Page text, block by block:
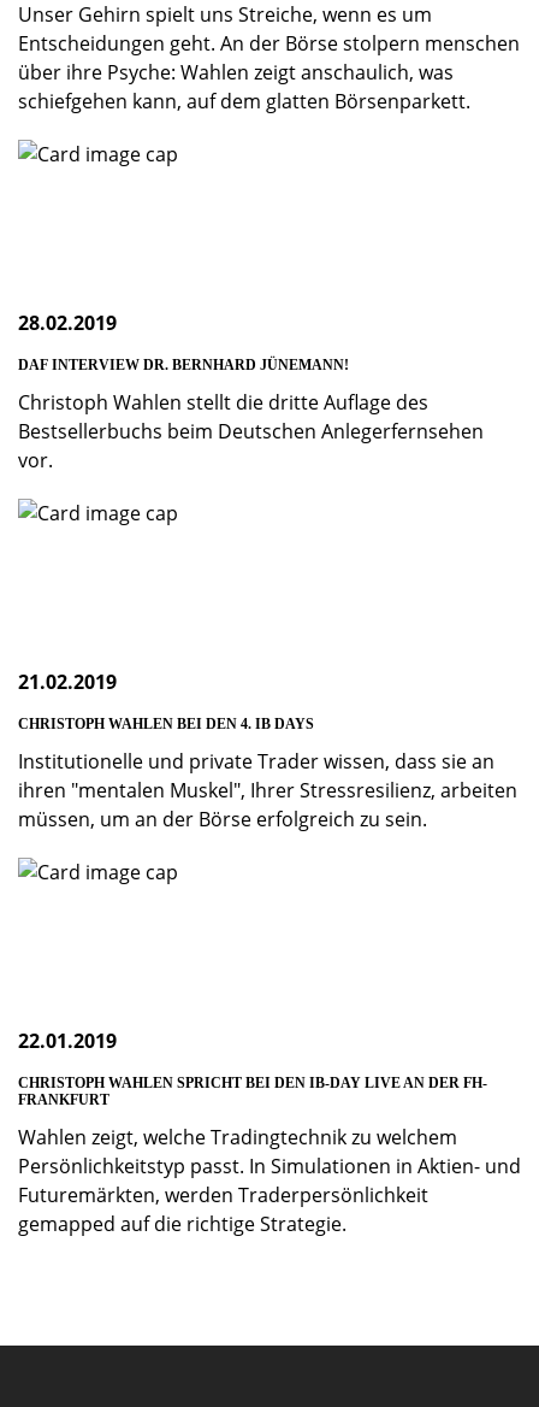
Unser Gehirn spielt uns Streiche, wenn es um
Entscheidungen geht. An der Börse stolpern menschen
über ihre Psyche: Wahlen zeigt anschaulich, was
schiefgehen kann, auf dem glatten Börsenparkett.
28.02.2019
DAF INTERVIEW DR. BERNHARD JÜNEMANN!
Christoph Wahlen stellt die dritte Auflage des
Bestsellerbuchs beim Deutschen Anlegerfernsehen
vor.
21.02.2019
CHRISTOPH WAHLEN BEI DEN 4. IB DAYS
Institutionelle und private Trader wissen, dass sie an
ihren "mentalen Muskel", Ihrer Stressresilienz, arbeiten
müssen, um an der Börse erfolgreich zu sein.
22.01.2019
CHRISTOPH WAHLEN SPRICHT BEI DEN IB-DAY LIVE AN DER FH-
FRANKFURT
Wahlen zeigt, welche Tradingtechnik zu welchem
Persön­lich­keitstyp passt. In Simulationen in Aktien- und
Future­märkten, werden Traderpersönlichkeit
gemapped auf die richtige Strategie.